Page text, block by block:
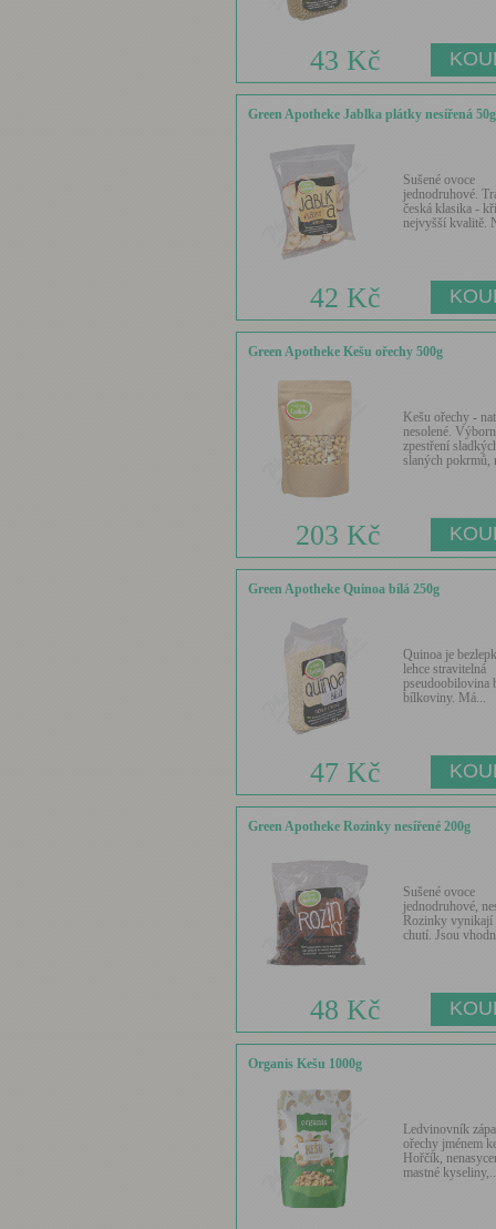
43 Kč
Green Apotheke Jablka plátky nesířená 50g
Sušené ovoce
jednodruhové.
česká klasika -
nejvyšší kvalitě.
42 Kč
Green Apotheke Kešu ořechy 500g
Kešu ořechy -
nesolené.
zpestření
slaných pokrmů,
203 Kč
Green Apotheke Quinoa bílá 250g
Quinoa je
lehce stravitelná
pseudoobilovina
bílkoviny. Má...
47 Kč
Green Apotheke Rozinky nesířené 200g
Sušené ovoce
jednodruhové,
Rozinky vynikají
chutí. Jsou
48 Kč
Organis Kešu 1000g
Ledvinovník
ořechy jménem
Hořčík,
mastné